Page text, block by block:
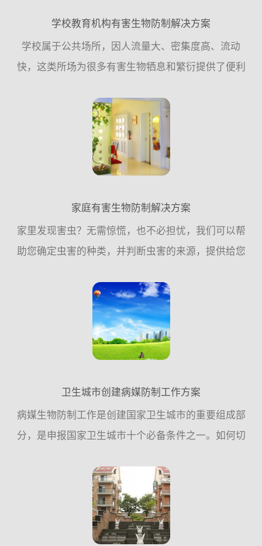
学校教育机构有害生物防制解决方案
学校属于公共场所，因人流量大、密集度高、流动
快，这类所场为很多有害生物牺息和繁衍提供了便利
应该遵循从源头控制的原则，更多的需要从日常工作
中采取预防措施，尽...
家庭有害生物防制解决方案
家里发现害虫？无需惊慌，也不必担忧，我们可以帮
助您确定虫害的种类，并判断虫害的来源，提供给您
害，交给我们！一、常见的家庭虫害：老鼠、蟑螂、
苍蝇、蚊子是常见...
卫生城市创建病媒防制工作方案
病媒生物防制工作是创建国家卫生城市的重要组成部
分，是申报国家卫生城市十个必备条件之一。如何切
到国家卫生城市标准，具体工作参考指引：一、指导
思想 ：...